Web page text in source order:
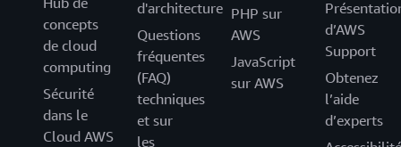
concepts
de cloud
computing
Sécurité
dans le
Cloud AWS
d'architecture
Questions
fréquentes
(FAQ)
techniques
et sur
les
PHP sur
AWS
JavaScript
sur AWS
d’AWS
Support
Obtenez
l’aide
d’experts